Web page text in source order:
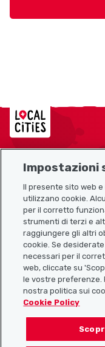
Localcities
Link utili
Scarica l’app
Seguiteci su:
Impostazioni
Il presente sito web
utilizzano cookie.
per il corretto
strumenti di terzi e
raggiungere gli altri
cookie. Se
necessari per il
web, cliccate su
le vostre preferenze.
nostra politica sui
Cookie Policy